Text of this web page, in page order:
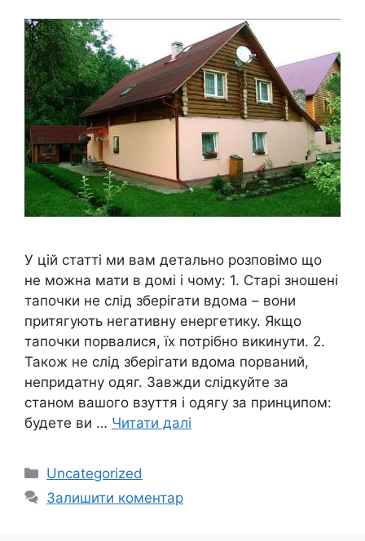
У цій статті ми вам детально розповімо що
не можна мати в домі і чому: 1. Старі зношені
тапочки не слід зберігати вдома – вони
притягують негативну енергетику. Якщо
тапочки порвалися, їх потрібно викинути. 2.
Також не слід зберігати вдома порваний,
непридатну одяг. Завжди слідкуйте за
станом вашого взуття і одягу за принципом:
будете ви … Читати далі
Категорії
Uncategorized
Залишити коментар